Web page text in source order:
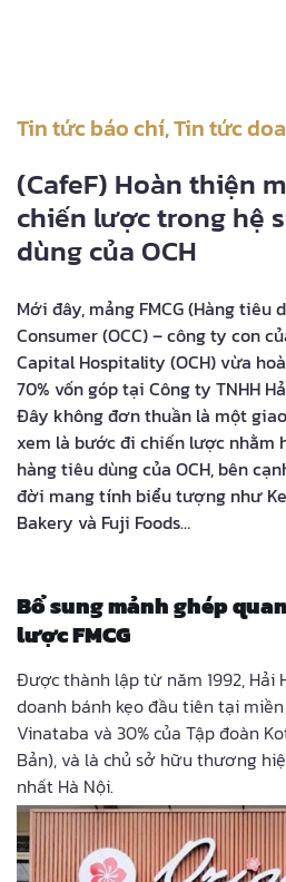
Tin tức báo chí,Tin tức
(CafeF) Hoàn thiện
chiến lược trong hệ
dùng của OCH
Mới đây, mảng FMCG (Hàng tiêu
Consumer (OCC) – công ty con
Capital Hospitality (OCH) vừa
70% vốn góp tại Công ty TNHH
Đây không đơn thuần là một
xem là bước đi chiến lược nhằm
hàng tiêu dùng của OCH, bên
đời mang tính biểu tượng như
Bakery và Fuji Foods…
Bổ sung mảnh ghép
lược FMCG
Được thành lập từ năm 1992, Hải
doanh bánh kẹo đầu tiên tại miền
Vinataba và 30% của Tập đoàn
Bản), và là chủ sở hữu thương
nhất Hà Nội.